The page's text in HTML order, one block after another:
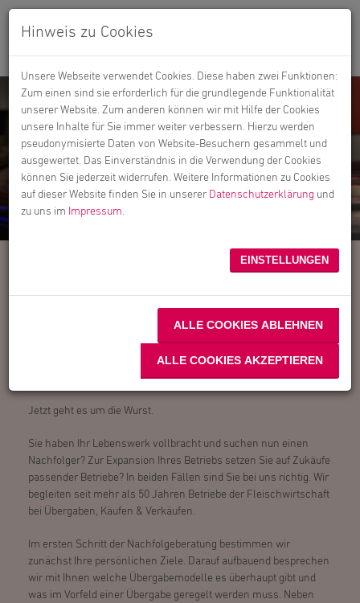
Fleischbetriebe
Beratung und Begleitung bei Übergabe,
Jetzt geht es um die Wurst.
Sie haben Ihr Lebenswerk vollbracht und suchen nun einen
Nachfolger? Zur Expansion Ihres Betriebs setzen Sie auf Zukäufe
passender Betriebe? In beiden Fällen sind Sie bei uns richtig. Wir
begleiten seit mehr als 50 Jahren Betriebe der Fleischwirtschaft
bei Übergaben, Käufen & Verkäufen.
Im ersten Schritt der Nachfolgeberatung bestimmen wir
zunächst Ihre persönlichen Ziele. Darauf aufbauend besprechen
wir mit Ihnen welche Übergabemodelle es überhaupt gibt und
was im Vorfeld einer Übergabe geregelt werden muss. Neben
Hinweis zu Cookies
Unsere Webseite verwendet Cookies. Diese haben zwei Funktionen:
Zum einen sind sie erforderlich für die grundlegende Funktionalität
unserer Website. Zum anderen können wir mit Hilfe der Cookies
unsere Inhalte für Sie immer weiter verbessern. Hierzu werden
pseudonymisierte Daten von Website-Besuchern gesammelt und
ausgewertet. Das Einverständnis in die Verwendung der Cookies
können Sie jederzeit widerrufen. Weitere Informationen zu Cookies
auf dieser Website finden Sie in unserer Datenschutzerklärung und
zu uns im Impressum.
EINSTELLUNGEN
ALLE COOKIES ABLEHNEN
ALLE COOKIES AKZEPTIEREN